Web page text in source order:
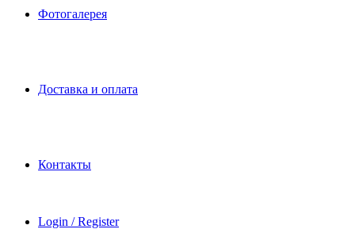
Фотогалерея
Доставка и оплата
Контакты
Login / Register